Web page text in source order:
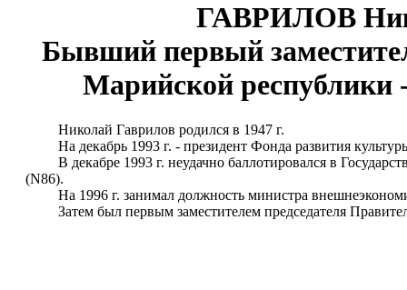
ГАВРИЛОВ
Бывший первый
Марийской республики
Николай Гаврилов родился в 1947 г.
На декабрь 1993 г. - президент Фонда развития
В декабре 1993 г. неудачно баллотировался в
(N86).
На 1996 г. занимал должность министра
Затем был первым заместителем председателя